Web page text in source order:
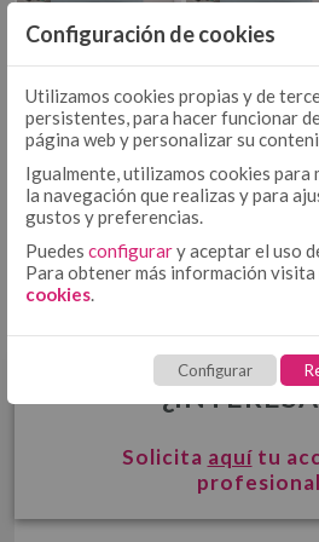
COJÍN 50/50
COJÍN
COJÍN
MULTIUSOS, PLAIDS
PLAIDS
MANTITAS
CUBRECANAPÉ
CUBRECANAPÉ
RELLENO
RELLENO NÓRDICO
PROTECTOR DE
TOALLAS
MULTICOLOR
Solicita aquítu
Configuración de cookies
Utilizamos cookies propias y de
persistentes, para hacer funcionar
página web y personalizar su
Igualmente, utilizamos cookies para
la navegación que realizas y para
gustos y preferencias.
Puedes configurary aceptar el uso
Para obtener más información
cookies.
Configurar